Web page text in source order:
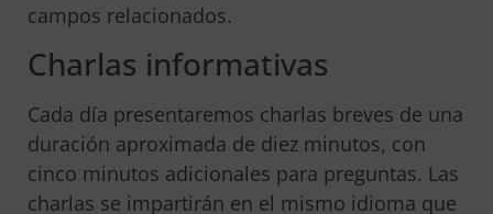
campos relacionados.
Charlas informativas
Cada día presentaremos charlas breves de una
duración aproximada de diez minutos, con
cinco minutos adicionales para preguntas. Las
charlas se impartirán en el mismo idioma que